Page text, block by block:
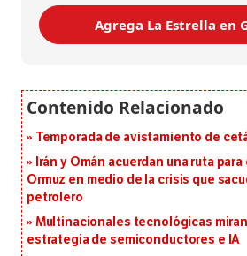
Agrega La Estrella en
Temporada de avistamiento de
Irán y Omán acuerdan una ruta
Ormuz en medio de la crisis que
petrolero
Multinacionales tecnológicas miran
estrategia de semiconductores e IA